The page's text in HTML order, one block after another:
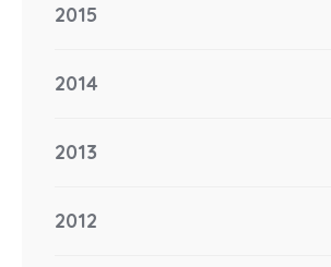
2015
2014
2013
2012